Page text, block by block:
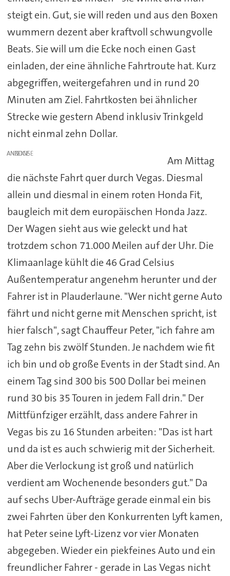
steigt ein. Gut, sie will reden und aus den Boxen
wummern dezent aber kraftvoll schwungvolle
Beats. Sie will um die Ecke noch einen Gast
einladen, der eine ähnliche Fahrtroute hat. Kurz
abgegriffen, weitergefahren und in rund 20
Minuten am Ziel. Fahrtkosten bei ähnlicher
Strecke wie gestern Abend inklusiv Trinkgeld
nicht einmal zehn Dollar.
ANZEIGE
Am Mittag
die nächste Fahrt quer durch Vegas. Diesmal
allein und diesmal in einem roten Honda Fit,
baugleich mit dem europäischen Honda Jazz.
Der Wagen sieht aus wie geleckt und hat
trotzdem schon 71.000 Meilen auf der Uhr. Die
Klimaanlage kühlt die 46 Grad Celsius
Außentemperatur angenehm herunter und der
Fahrer ist in Plauderlaune. "Wer nicht gerne Auto
fährt und nicht gerne mit Menschen spricht, ist
hier falsch", sagt Chauffeur Peter, "ich fahre am
Tag zehn bis zwölf Stunden. Je nachdem wie fit
ich bin und ob große Events in der Stadt sind. An
einem Tag sind 300 bis 500 Dollar bei meinen
rund 30 bis 35 Touren in jedem Fall drin." Der
Mittfünfziger erzählt, dass andere Fahrer in
Vegas bis zu 16 Stunden arbeiten: "Das ist hart
und da ist es auch schwierig mit der Sicherheit.
Aber die Verlockung ist groß und natürlich
verdient am Wochenende besonders gut." Da
auf sechs Uber-Aufträge gerade einmal ein bis
zwei Fahrten über den Konkurrenten Lyft kamen,
hat Peter seine Lyft-Lizenz vor vier Monaten
abgegeben. Wieder ein piekfeines Auto und ein
freundlicher Fahrer - gerade in Las Vegas nicht